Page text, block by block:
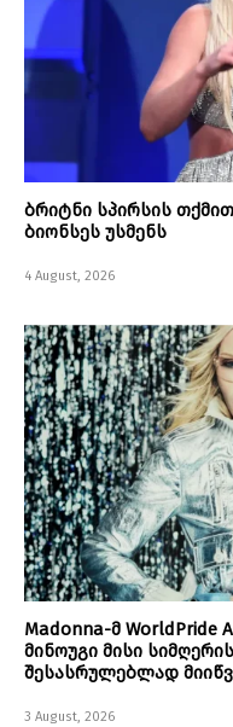
ბრიტნი სპირსის
ბიონსეს უსმენს
4 August, 2026
Madonna-მ WorldPride
მინოუგი მისი
შესასრულებლად
3 August, 2026